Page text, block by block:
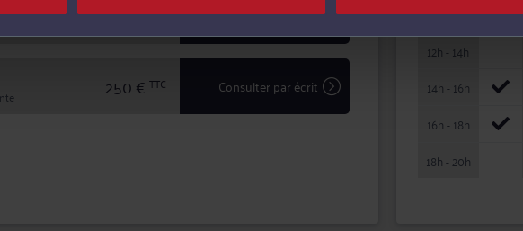
60 €TTC Poser une question
250 € TTC Consulter par écrit
10h - 12h
12h - 14h
14h - 16h
16h - 18h
18h - 20h